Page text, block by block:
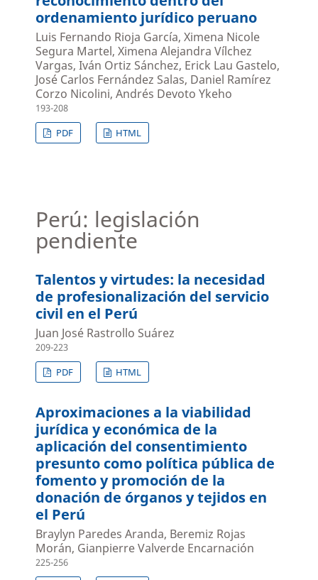
ordenamiento jurídico peruano
Luis Fernando Rioja García, Ximena Nicole
Segura Martel, Ximena Alejandra Vílchez
Vargas, Iván Ortiz Sánchez, Erick Lau Gastelo,
José Carlos Fernández Salas, Daniel Ramírez
Corzo Nicolini, Andrés Devoto Ykeho
193-208
PDF
HTML
Perú: legislación
pendiente
Talentos y virtudes: la necesidad
de profesionalización del servicio
civil en el Perú
Juan José Rastrollo Suárez
209-223
PDF
HTML
Aproximaciones a la viabilidad
jurídica y económica de la
aplicación del consentimiento
presunto como política pública de
fomento y promoción de la
donación de órganos y tejidos en
el Perú
Braylyn Paredes Aranda, Beremiz Rojas
Morán, Gianpierre Valverde Encarnación
225-256